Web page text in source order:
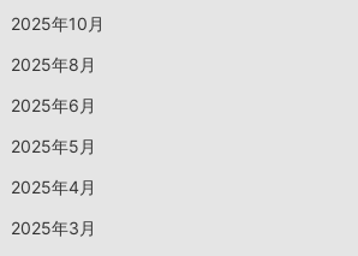
2025年10月
2025年8月
2025年6月
2025年5月
2025年4月
2025年3月